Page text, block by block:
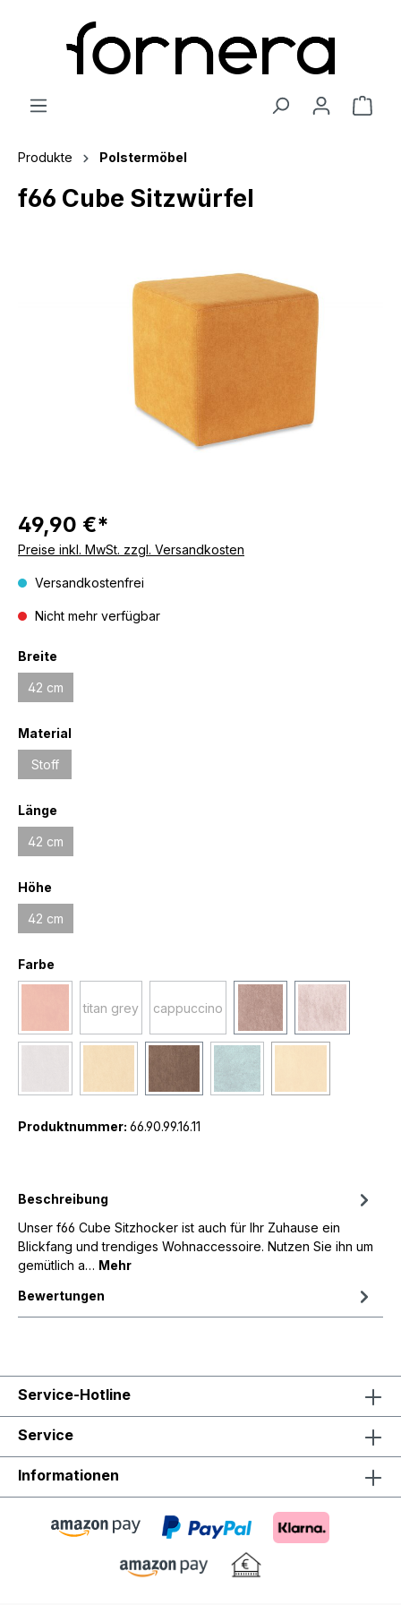
Produkte Polstermöbel
f66 Cube Sitzwürfel
49,90 €*
Preise inkl. MwSt. zzgl. Versandkosten
Versandkostenfrei
Nicht mehr verfügbar
Breite
42 cm
Material
Stoff
Länge
42 cm
Höhe
42 cm
Farbe
titan grey cappuccino
Produktnummer: 66.90.99.16.11
Beschreibung
Unser f66 Cube Sitzhocker ist auch für Ihr Zuhause ein
Blickfang und trendiges Wohnaccessoire. Nutzen Sie ihn um
gemütlich a… Mehr
Bewertungen
Service-Hotline
Service
Informationen